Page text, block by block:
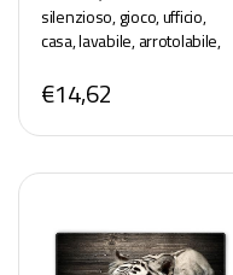
silenzioso, gioco, ufficio,
casa, lavabile, arrotolabile,
Mousepad
€14,62